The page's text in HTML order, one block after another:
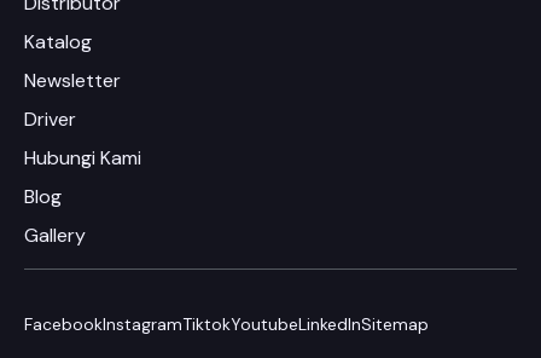
Katalog
Newsletter
Driver
Hubungi Kami
Blog
Gallery
FacebookInstagramTiktokYoutubeLinkedInSitemap
Minta Katalog & Pricelist Terbaru